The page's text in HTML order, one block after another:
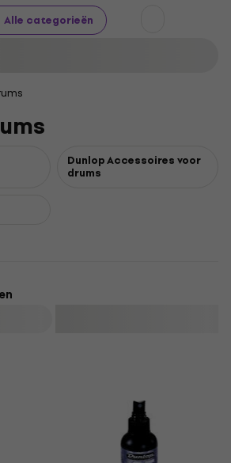
Alle categorieën
Dunlop Accessoires voor
drums